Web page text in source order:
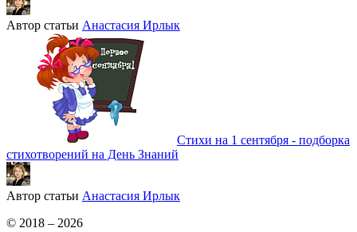
Автор статьи Анастасия Ирлык
Стихи на 1 сентября - подборка
стихотворений на День Знаний
Автор статьи Анастасия Ирлык
© 2018 – 2026